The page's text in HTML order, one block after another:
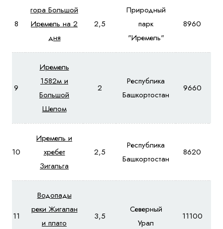
8
гора Большой
Иремель на 2
дня
2,5
Природный
парк
"Иремель"
8960
9
Иремель
1582м и
Большой
Шелом
2
Республика
Башкортостан
9660
10
Иремель и
хребет
Зигальга
2,5
Республика
Башкортостан
8620
11
Водопады
реки Жигалан
и плато
3,5
Северный
Урал
11100